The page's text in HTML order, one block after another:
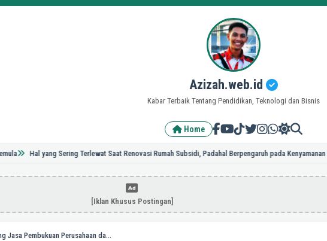
Azizah.web.id
Kabar Terbaik Tentang Pendidikan, Teknologi dan Bisnis
Home
Hal yang Sering Terlewat Saat Renovasi Rumah Subsidi, Padahal Berpengaruh pada Kenyamanan Rumah
[Iklan Khusus Postingan]
Peran Penting Jasa Pembukuan Perusahaan dan Jasa Konsultan Manajemen dalam Pengelolaan Bisnis